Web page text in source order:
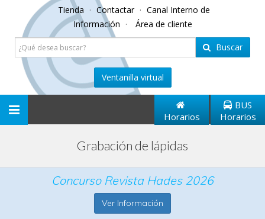
Tienda · Contactar · Canal Interno de
Información · Área de cliente
Buscar
Ventanilla virtual
Toggle
Horarios
BUS
Horarios
Grabación de lápidas
Concurso Revista Hades 2026
Ver Información